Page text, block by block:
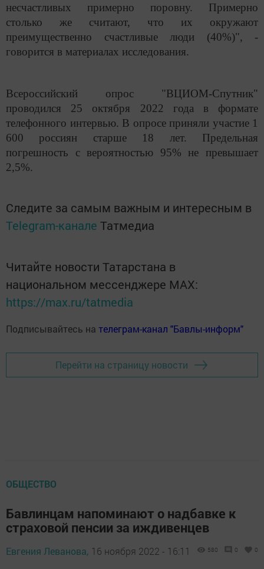
несчастливых примерно поровну. Примерно
столько же считают, что их окружают
преимущественно счастливые люди (40%)", -
говорится в материалах исследования.
Всероссийский опрос "ВЦИОМ-Спутник"
проводился 25 октября 2022 года в формате
телефонного интервью. В опросе приняли участие 1
600 россиян старше 18 лет. Предельная
погрешность с вероятностью 95% не превышает
2,5%.
Следите за самым важным и интересным в
Telegram-канале Татмедиа
Читайте новости Татарстана в
национальном мессенджере MАХ:
https://max.ru/tatmedia
Подписывайтесь на телеграм-канал "Бавлы-информ"
Перейти на страницу новости
ОБЩЕСТВО
Бавлинцам напоминают о надбавке к
страховой пенсии за иждивенцев
Евгения Леванова, 16 ноября 2022 - 16:11 580 0 0